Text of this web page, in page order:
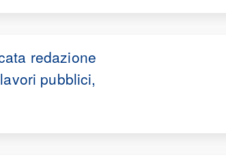
redazione
pubblici,